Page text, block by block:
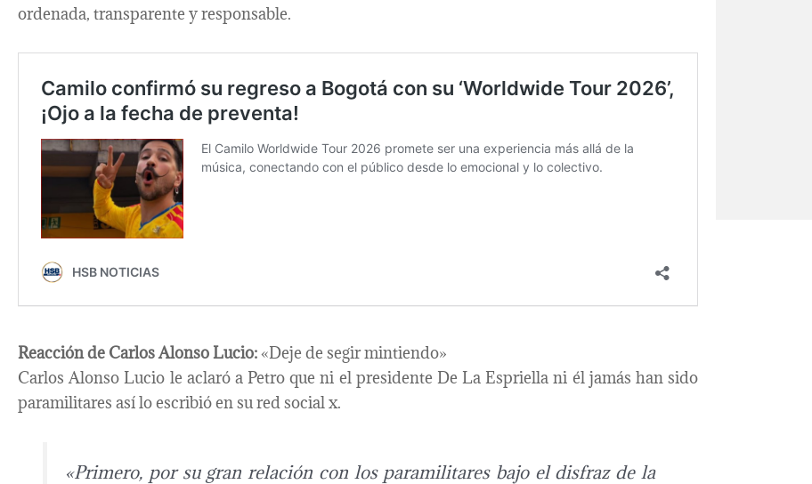
ordenada, transparente y responsable.
Reacción de Carlos Alonso Lucio:«Deje de segir mintiendo»
Carlos Alonso Lucio le aclaró a Petro que ni el presidente De La Espriella ni él jamás han sido
paramilitares así lo escribió en su red social x.
«Primero, por su gran relación con los paramilitares bajo el disfraz de la